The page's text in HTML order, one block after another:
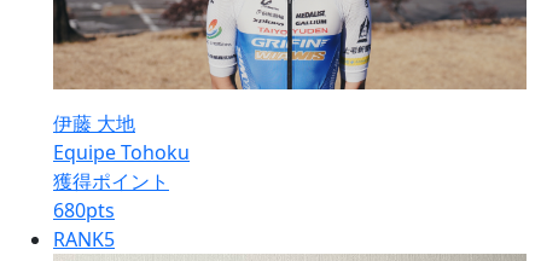
伊藤 大地
Equipe Tohoku
獲得ポイント
680pts
RANK5